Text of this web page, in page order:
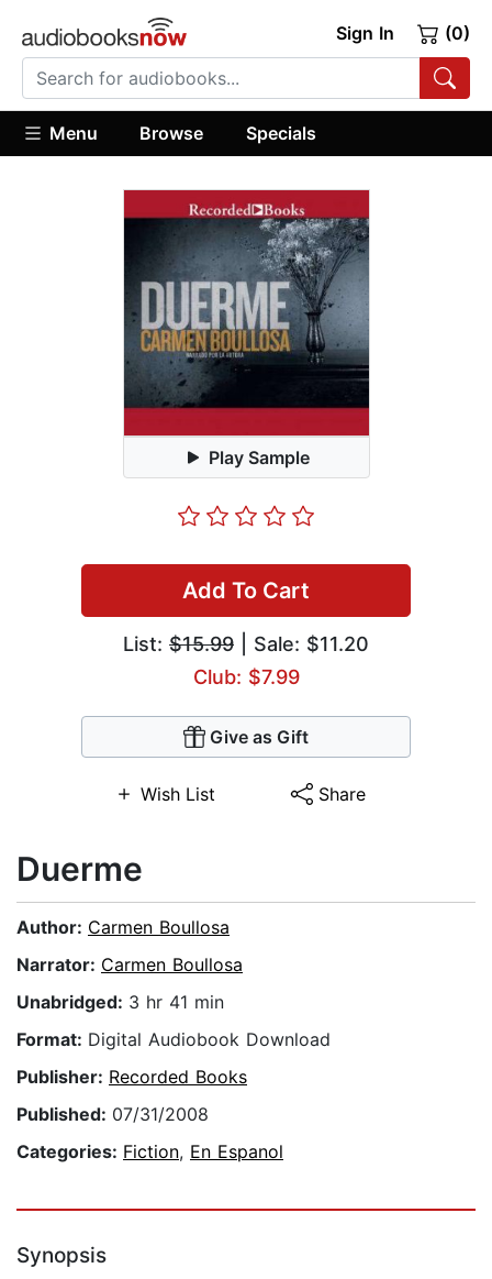
Sign In (0)
Menu Browse Specials
Play Sample
Add To Cart
List: $15.99 | Sale: $11.20
Club: $7.99
Give as Gift
Wish List Share
Duerme
Author: Carmen Boullosa
Narrator: Carmen Boullosa
Unabridged: 3 hr 41 min
Format: Digital Audiobook Download
Publisher: Recorded Books
Published: 07/31/2008
Categories: Fiction, En Espanol
Synopsis